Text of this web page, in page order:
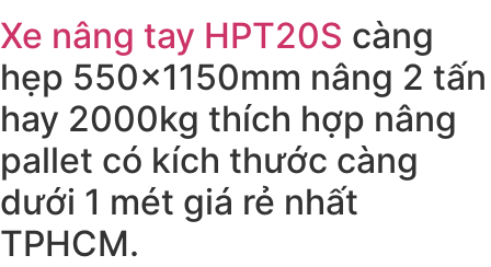
Xe nâng tay HPT20S càng
hẹp 550x1150mm nâng 2 tấn
hay 2000kg thích hợp nâng
pallet có kích thước càng
dưới 1 mét giá rẻ nhất
TPHCM.